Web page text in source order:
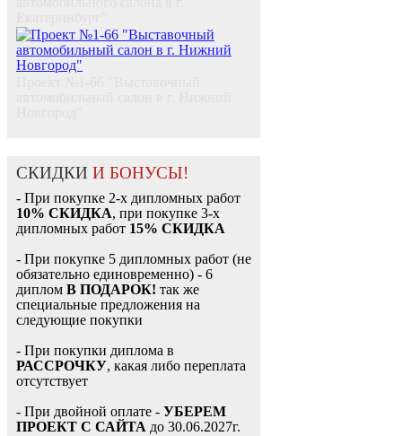
СКИДКИ И БОНУСЫ!
- При покупке 2-х дипломных работ
10% СКИДКА, при покупке 3-х
дипломных работ 15% СКИДКА
- При покупке 5 дипломных работ (не
обязательно единовременно) - 6
диплом В ПОДАРОК! так же
специальные предложения на
следующие покупки
- При покупки диплома в
РАССРОЧКУ, какая либо переплата
отсутствует
- При двойной оплате - УБЕРЕМ
ПРОЕКТ С САЙТА до 30.06.2027г.